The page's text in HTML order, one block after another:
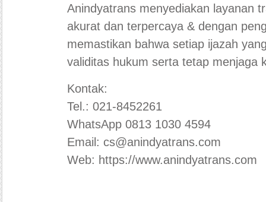
Anindyatrans menyediakan layanan
akurat dan terpercaya & dengan
memastikan bahwa setiap ijazah
validitas hukum serta tetap menjaga
Kontak:
Tel.: 021-8452261
WhatsApp 0813 1030 4594
Email: cs@anindyatrans.com
Web: https://www.anindyatrans.com